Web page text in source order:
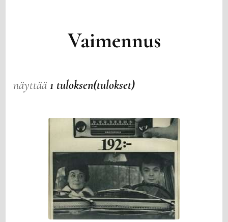
Vaimennus
näyttää1 tuloksen(tulokset)